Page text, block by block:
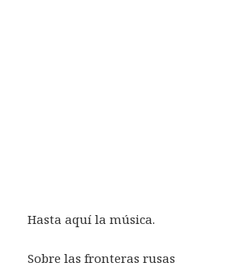
Hasta aquí la música.
Sobre las fronteras rusas